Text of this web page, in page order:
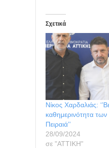
Σχετικά
Νίκος Χαρδαλιάς:
καθημερινότητα
Πειραιά’’
28/09/2024
σε "ΑΤΤΙΚΗ"